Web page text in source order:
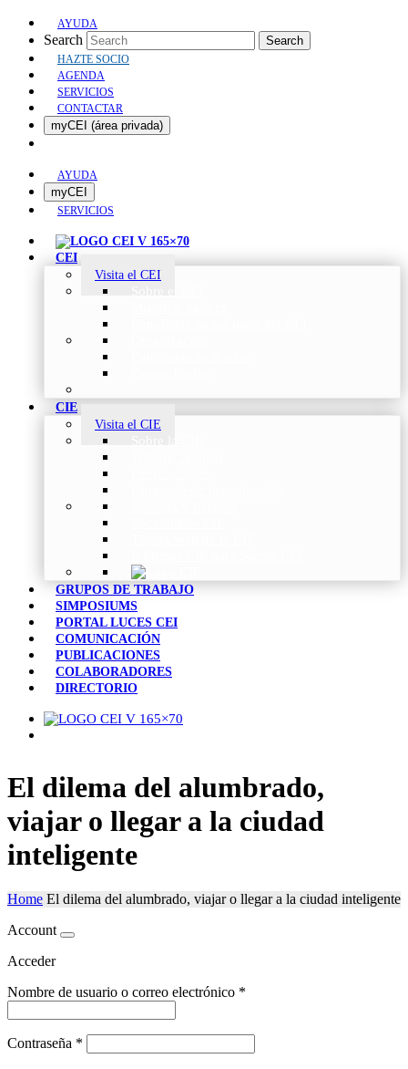
AYUDA
Search Search
HAZTE SOCIO
AGENDA
SERVICIOS
CONTACTAR
myCEI (área privada)
AYUDA
myCEI
SERVICIOS
CEI
Visita el CEI
CIE
Visita el CIE
GRUPOS DE TRABAJO
SIMPOSIUMS
PORTAL LUCES CEI
COMUNICACIÓN
PUBLICACIONES
COLABORADORES
DIRECTORIO
El dilema del alumbrado,
viajar o llegar a la ciudad
inteligente
Home El dilema del alumbrado, viajar o llegar a la ciudad inteligente
Account
Acceder
Nombre de usuario o correo electrónico *
Contraseña *